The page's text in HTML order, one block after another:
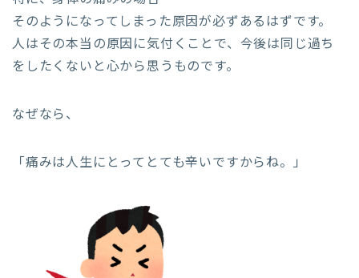
そのようになってしまった原因が必ずあるはずです。
人はその本当の原因に気付くことで、今後は同じ過ち
をしたくないと心から思うものです。
なぜなら、
「痛みは人生にとってとても辛いですからね。」